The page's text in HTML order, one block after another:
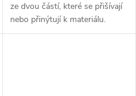
ze dvou částí, které se přišívají
nebo přinýtují k materiálu.
Využijete ho k výrobě kabelek,